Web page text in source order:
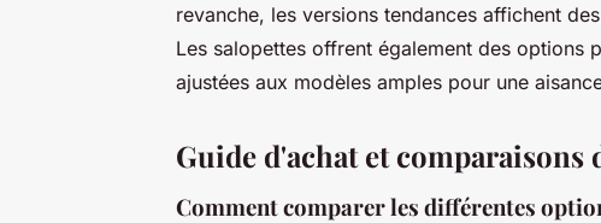
revanche, les versions tendances affichent
Les salopettes offrent également des options
ajustées aux modèles amples pour une
Guide d'achat et comparaisons
Comment comparer les différentes